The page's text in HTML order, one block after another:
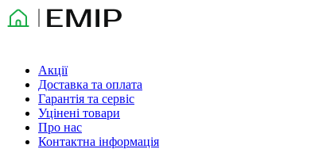
Акції
Доставка та оплата
Гарантія та сервіс
Уцінені товари
Про нас
Контактна інформація